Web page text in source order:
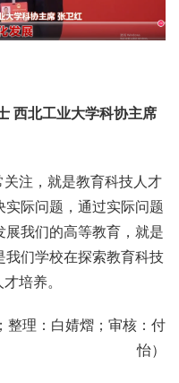
西北工业大学科协主席
注，就是教育科技人才
实际问题，通过实际问题
展我们的高等教育，就是
我们学校在探索教育科技
培养。
整理：白婧熠；审核：付
怡）